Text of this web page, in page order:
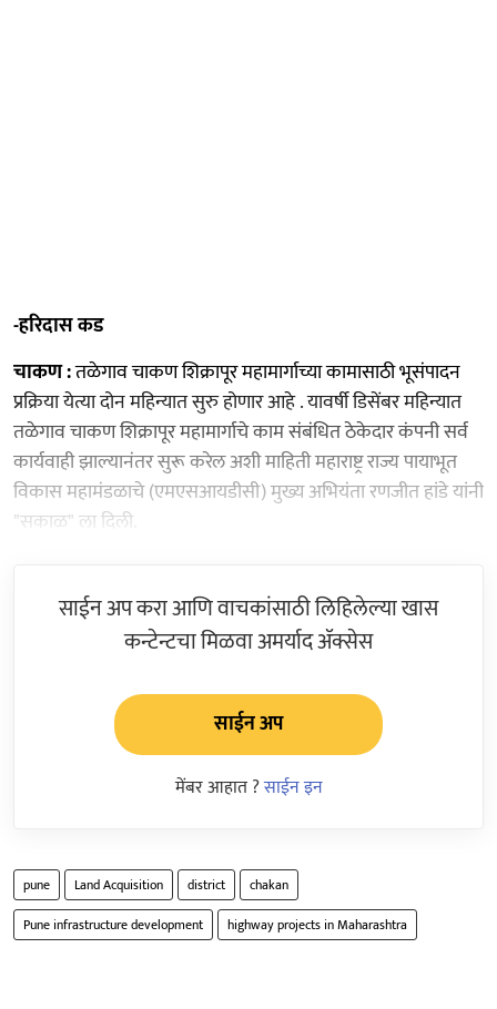
-हरिदास कड
चाकण :तळेगाव चाकण शिक्रापूर महामार्गाच्या कामासाठी भूसंपादन
प्रक्रिया येत्या दोन महिन्यात सुरु होणार आहे . यावर्षी डिसेंबर महिन्यात
तळेगाव चाकण शिक्रापूर महामार्गाचे काम संबंधित ठेकेदार कंपनी सर्व
कार्यवाही झाल्यानंतर सुरू करेल अशी माहिती महाराष्ट्र राज्य पायाभूत
विकास महामंडळाचे (एमएसआयडीसी) मुख्य अभियंता रणजीत हांडे यांनी
"सकाळ" ला दिली.
साईन अप करा आणि वाचकांसाठी लिहिलेल्या खास
कन्टेन्टचा मिळवा अमर्याद ॲक्सेस
साईन अप
मेंबर आहात ?साईन इन
pune Land Acquisition district
chakan
Pune infrastructure development
highway projects in Maharashtra